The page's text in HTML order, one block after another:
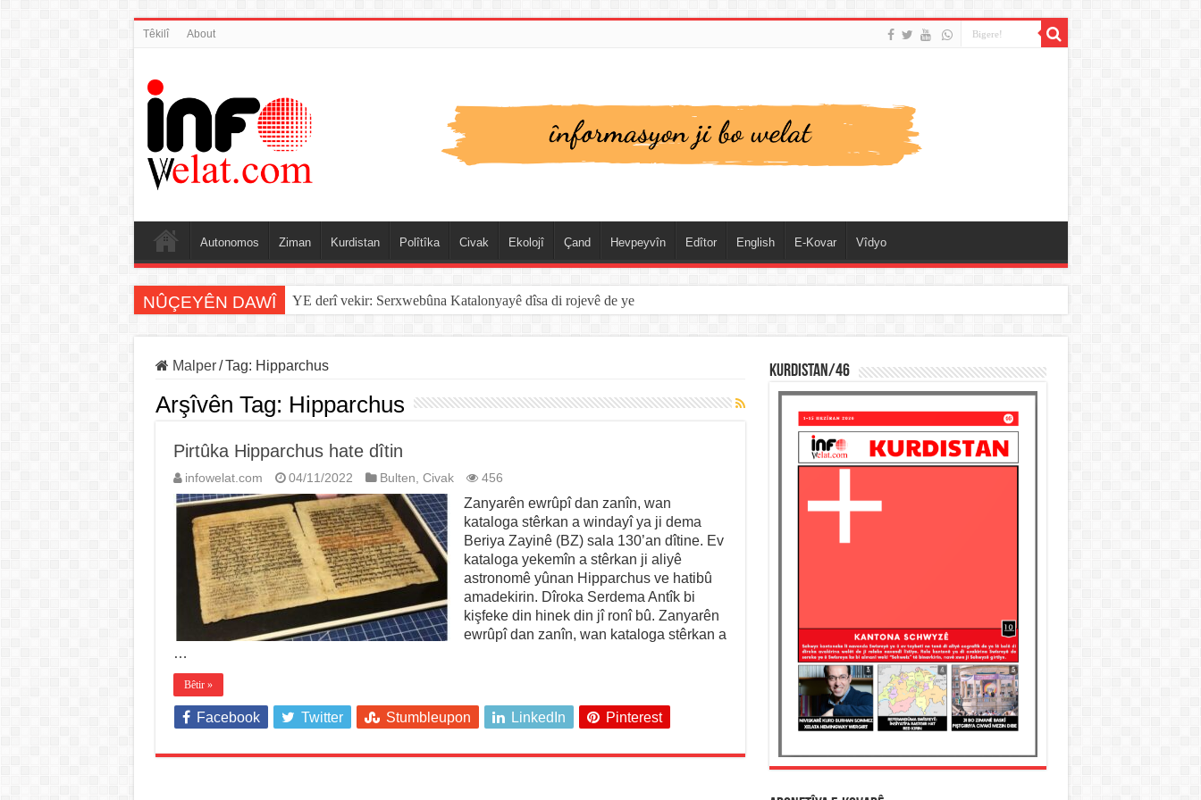
Têkilî About
Autonomos Ziman Kurdistan Polîtîka Civak Ekolojî Çand Hevpeyvîn Edîtor English E-Kovar Vîdyo
NÛÇEYÊN DAWÎ YE derî vekir: Serxwebûna Katalonyayê dîsa di rojevê de ye
Malper / Tag: Hipparchus
Arşîvên Tag: Hipparchus
Pirtûka Hipparchus hate dîtin
infowelat.com 04/11/2022 Bulten, Civak 456
Zanyarên ewrûpî dan zanîn, wan
kataloga stêrkan a windayî ya ji dema
Beriya Zayinê (BZ) sala 130’an dîtine. Ev
kataloga yekemîn a stêrkan ji aliyê
astronomê yûnan Hipparchus ve hatibû
amadekirin. Dîroka Serdema Antîk bi
kişfeke din hinek din jî ronî bû. Zanyarên
ewrûpî dan zanîn, wan kataloga stêrkan a
…
Bêtir »
Facebook Twitter Stumbleupon LinkedIn Pinterest
KURDISTAN/46